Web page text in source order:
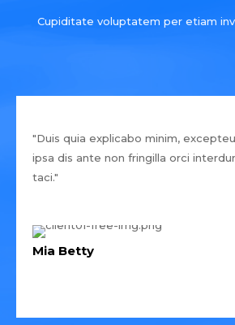
Cupiditate voluptatem per etiam
"Duis quia explicabo minim,
ipsa dis ante non fringilla orci
taci."
Mia Betty